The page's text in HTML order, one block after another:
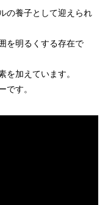
の養子として迎えられ
を明るくする存在で
を加えています。
です。